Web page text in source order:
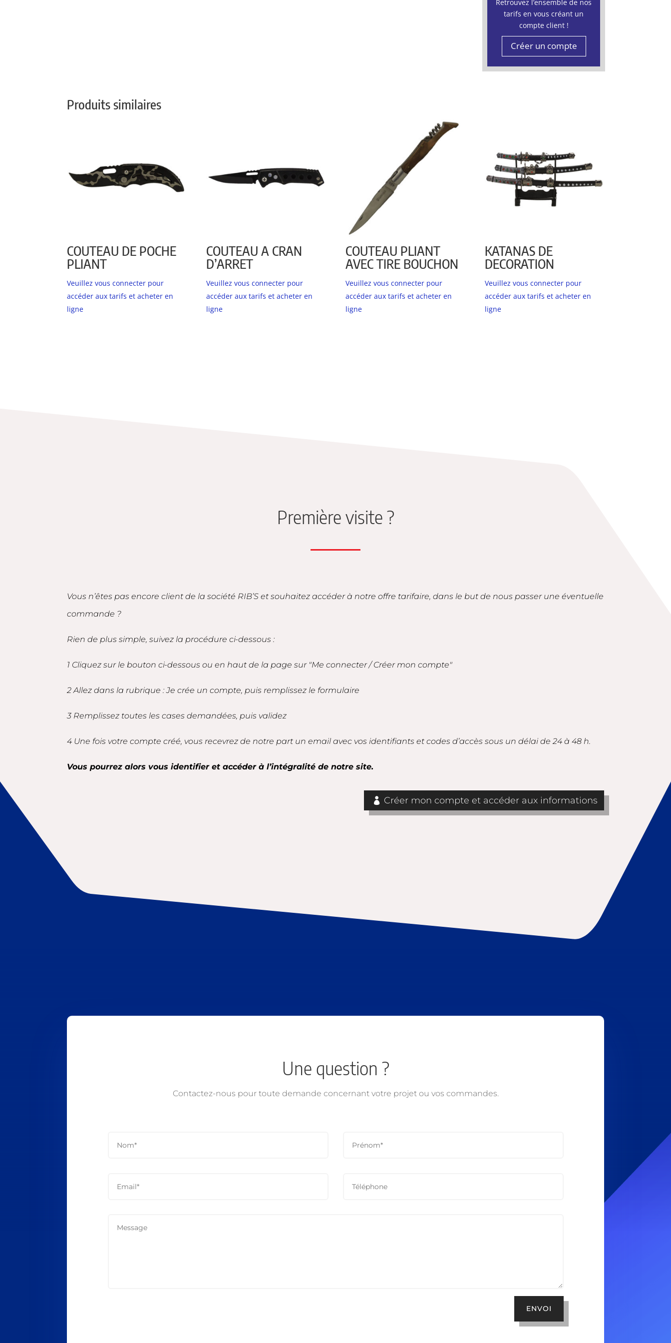
Retrouvez l’ensemble de nos
tarifs en vous créant un
compte client !
Créer un compte
Produits similaires
COUTEAU DE POCHE
PLIANT
Veuillez vous connecter pour
accéder aux tarifs et acheter en
ligne
COUTEAU A CRAN
D’ARRET
Veuillez vous connecter pour
accéder aux tarifs et acheter en
ligne
COUTEAU PLIANT
AVEC TIRE BOUCHON
Veuillez vous connecter pour
accéder aux tarifs et acheter en
ligne
KATANAS DE
DECORATION
Veuillez vous connecter pour
accéder aux tarifs et acheter en
ligne
Première visite ?
Vous n’êtes pas encore client de la société RIB’S et souhaitez accéder à notre offre tarifaire, dans le but de nous passer une éventuelle
commande ?
Rien de plus simple, suivez la procédure ci-dessous :
1 Cliquez sur le bouton ci-dessous ou en haut de la page sur "Me connecter / Créer mon compte"
2 Allez dans la rubrique : Je crée un compte, puis remplissez le formulaire
3 Remplissez toutes les cases demandées, puis validez
4 Une fois votre compte créé, vous recevrez de notre part un email avec vos identifiants et codes d’accès sous un délai de 24 à 48 h.
Vous pourrez alors vous identifier et accéder à l’intégralité de notre site.
Créer mon compte et accéder aux informations
Une question ?
Contactez-nous pour toute demande concernant votre projet ou vos commandes.
ENVOI